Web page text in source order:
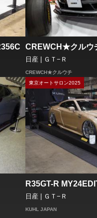
CREWCH★クルウ
日産 | ＧＴ−Ｒ
CREWCH★クルウチ
東京オートサロン2025
R35GT-R
日産 | ＧＴ−Ｒ
KUHL JAPAN